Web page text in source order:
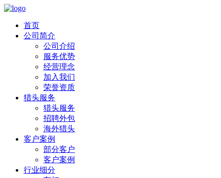
首页
公司简介
公司介绍
服务优势
经营理念
加入我们
荣誉资质
猎头服务
猎头服务
招聘外包
海外猎头
客户案例
部分客户
客户案例
行业细分